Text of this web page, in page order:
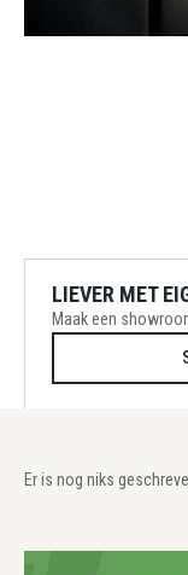
LIEVER MET
Maak een
Er is nog niks